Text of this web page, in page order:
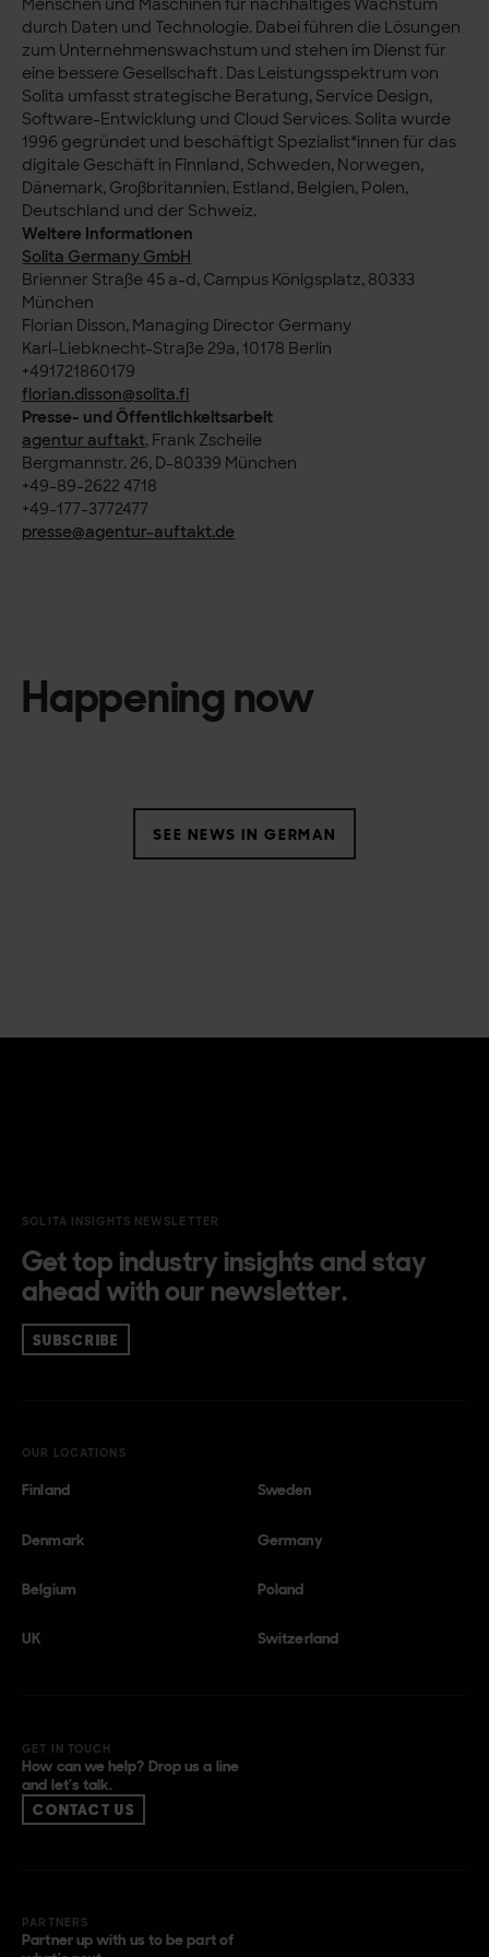
Menschen und Maschinen für nachhaltiges Wachstum
durch Daten und Technologie. Dabei führen die Lösungen
zum Unternehmenswachstum und stehen im Dienst für
eine bessere Gesellschaft. Das Leistungsspektrum von
Solita umfasst strategische Beratung, Service Design,
Software-Entwicklung und Cloud Services. Solita wurde
1996 gegründet und beschäftigt Spezialist*innen für das
digitale Geschäft in Finnland, Schweden, Norwegen,
Dänemark, Großbritannien, Estland, Belgien, Polen,
Deutschland und der Schweiz.
Weitere Informationen
Solita Germany GmbH
Brienner Straße 45 a-d, Campus Königsplatz, 80333
München
Florian Disson, Managing Director Germany
Karl-Liebknecht-Straße 29a, 10178 Berlin
+491721860179
florian.disson@solita.fi
Presse- und Öffentlichkeitsarbeit
agentur auftakt, Frank Zscheile
Bergmannstr. 26, D-80339 München
+49-89-2622 4718
+49-177-3772477
presse@agentur-auftakt.de
Happening now
SEE NEWS IN GERMAN
SOLITA INSIGHTS NEWSLETTER
Get top industry insights and stay
ahead with our newsletter.
SUBSCRIBE
OUR LOCATIONS
Finland Sweden
Denmark Germany
Belgium Poland
UK Switzerland
GET IN TOUCH
How can we help? Drop us a line
and let’s talk.
CONTACT US
PARTNERS
Partner up with us to be part of